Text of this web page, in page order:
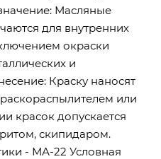
Масляные
для внутренних
окраски
и
Краску наносят
или
красок допускается
скипидаром.
- МА-22 Условная